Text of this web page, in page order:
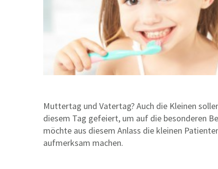
Muttertag und Vatertag? Auch die Kleinen
diesem Tag gefeiert, um auf die besonderen
möchte aus diesem Anlass die kleinen
aufmerksam machen.